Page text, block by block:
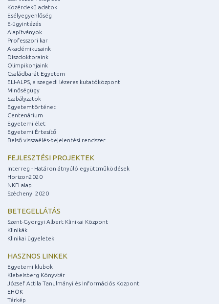
Közérdekű adatok
Esélyegyenlőség
E-ügyintézés
Alapítványok
Professzori kar
Akadémikusaink
Díszdoktoraink
Olimpikonjaink
Családbarát Egyetem
ELI-ALPS, a szegedi lézeres kutatóközpont
Minőségügy
Szabályzatok
Egyetemtörténet
Centenárium
Egyetemi élet
Egyetemi Értesítő
Belső visszaélés-bejelentési rendszer
FEJLESZTÉSI PROJEKTEK
Interreg - Határon átnyúló együttműködések
Horizon2020
NKFI alap
Széchenyi 2020
BETEGELLÁTÁS
Szent-Györgyi Albert Klinikai Központ
Klinikák
Klinikai ügyeletek
HASZNOS LINKEK
Egyetemi klubok
Klebelsberg Könyvtár
József Attila Tanulmányi és Információs Központ
EHÖK
Térkép